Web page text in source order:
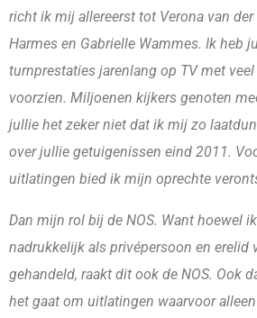
richt ik mij allereerst tot Verona van der
Harmes en Gabrielle Wammes. Ik heb
turnprestaties jarenlang op TV met
voorzien. Miljoenen kijkers genoten
jullie het zeker niet dat ik mij zo
over jullie getuigenissen eind 2011.
uitlatingen bied ik mijn oprechte
Dan mijn rol bij de NOS. Want hoewel
nadrukkelijk als privépersoon en erelid
gehandeld, raakt dit ook de NOS. Ook
het gaat om uitlatingen waarvoor